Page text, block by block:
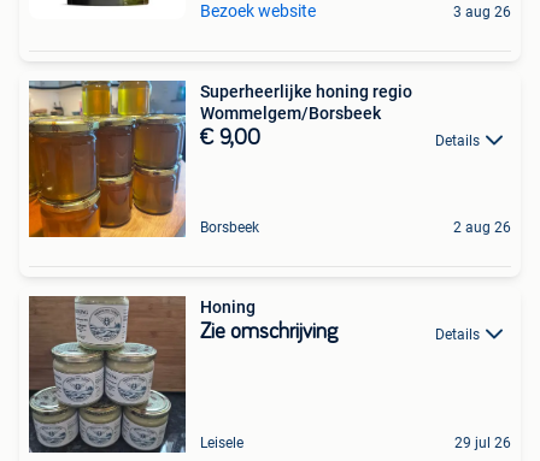
Bezoek website 3 aug 26
Superheerlijke honing regio
Wommelgem/Borsbeek
€ 9,00 Details
Borsbeek 2 aug 26
Honing
Zie omschrijving Details
Leisele 29 jul 26